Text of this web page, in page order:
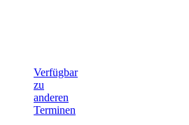
Verfügbar
zu
anderen
Terminen